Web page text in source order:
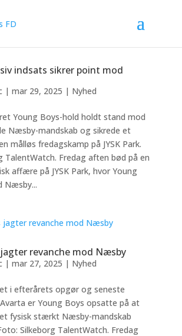
indsats sikrer point mod
| mar 29, 2025 | Nyhed
Young Boys-hold holdt stand mod
Næsby-mandskab og sikrede et
målløs fredagskamp på JYSK Park.
TalentWatch. Fredag aften bød på en
affære på JYSK Park, hvor Young
Næsby...
revanche mod Næsby
| mar 27, 2025 | Nyhed
i efterårets opgør og seneste
er Young Boys opsatte på at
fysisk stærkt Næsby-mandskab
Silkeborg TalentWatch. Fredag